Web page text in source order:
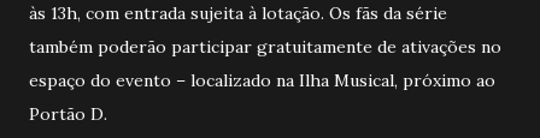
às 13h, com entrada sujeita à lotação. Os fãs da série
também poderão participar gratuitamente de ativações no
espaço do evento – localizado na Ilha Musical, próximo ao
Portão D.